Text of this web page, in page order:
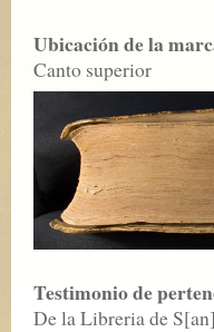
Ubicación de la
Canto superior
Testimonio de
De la Libreria de